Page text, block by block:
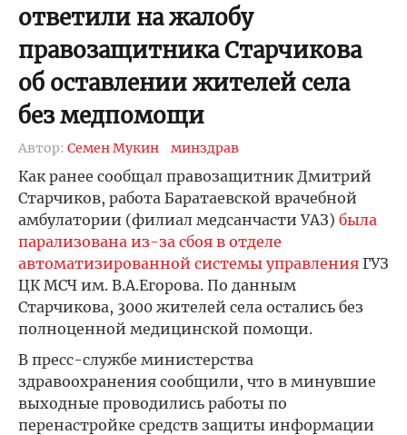
ответили на жалобу
правозащитника Старчикова
об оставлении жителей села
без медпомощи
Автор: Семен Мукин минздрав
Как ранее сообщал правозащитник Дмитрий
Старчиков, работа Баратаевской врачебной
амбулатории (филиал медсанчасти УАЗ) была
парализована из-за сбоя в отделе
автоматизированной системы управления ГУЗ
ЦК МСЧ им. В.А.Егорова. По данным
Старчикова, 3000 жителей села остались без
полноценной медицинской помощи.
В пресс-службе министерства
здравоохранения сообщили, что в минувшие
выходные проводились работы по
перенастройке средств защиты информации